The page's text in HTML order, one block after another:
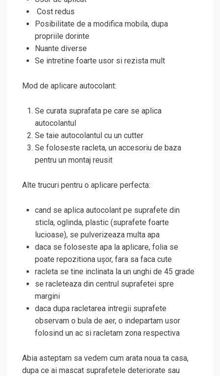
Cost redus
Posibilitate de a modifica mobila, dupa
propriile dorinte
Nuante diverse
Se intretine foarte usor si rezista mult
Mod de aplicare autocolant:
Se curata suprafata pe care se aplica
autocolantul
Se taie autocolantul cu un cutter
Se foloseste racleta, un accesoriu de baza
pentru un montaj reusit
Alte trucuri pentru o aplicare perfecta:
cand se aplica autocolant pe suprafete din
sticla, oglinda, plastic (suprafete foarte
lucioase), se pulverizeaza multa apa
daca se foloseste apa la aplicare, folia se
poate repozitiona ușor, fara sa faca cute
racleta se tine inclinata la un unghi de 45 grade
se racleteaza din centrul suprafetei spre
margini
daca dupa racletarea intregii suprafete
observam o bula de aer, o indepartam usor
folosind un ac si racletam zona respectiva
Abia asteptam sa vedem cum arata noua ta casa,
dupa ce ai mascat suprafetele deteriorate sau